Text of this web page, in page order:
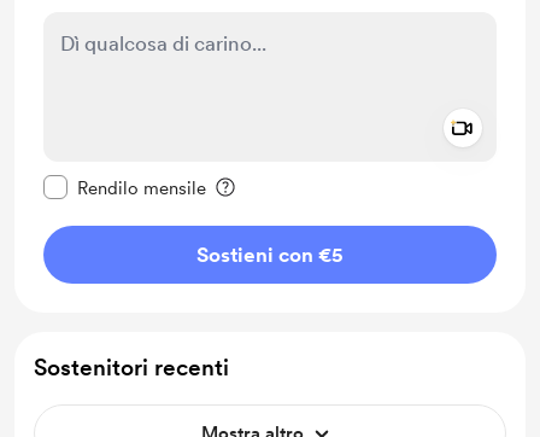
Rendilo mensile
Sostieni con €5
Sostenitori recenti